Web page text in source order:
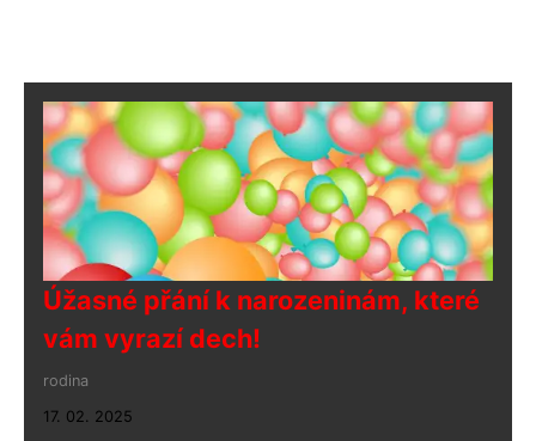
Úžasné přání k narozeninám, které
vám vyrazí dech!
rodina
17. 02. 2025